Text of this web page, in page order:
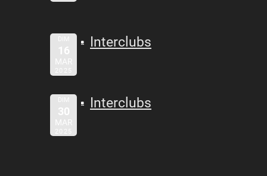
DIM
16
MAR
2025
Interclubs
DIM
30
MAR
2025
Interclubs